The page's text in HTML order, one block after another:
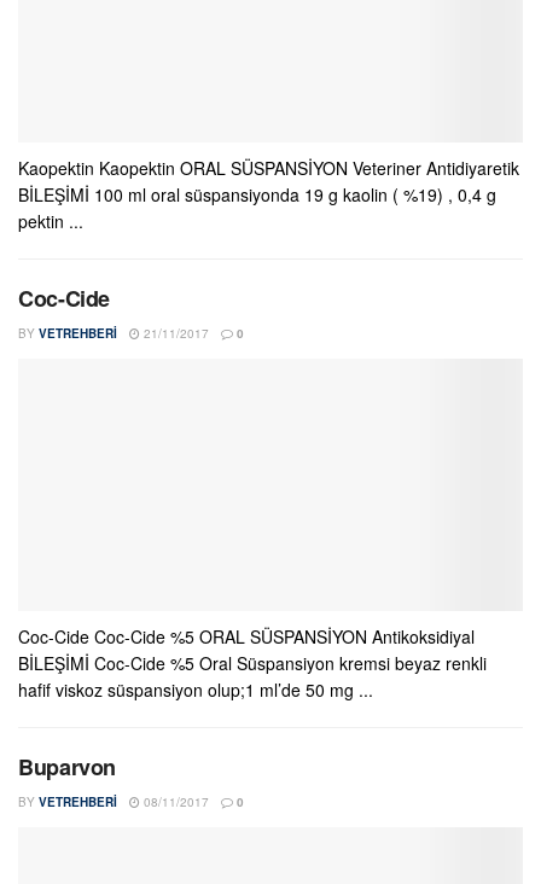
Kaopektin Kaopektin ORAL SÜSPANSİYON Veteriner Antidiyaretik
BİLEŞİMİ 100 ml oral süspansiyonda 19 g kaolin ( %19) , 0,4 g
pektin ...
Coc-Cide
BY VETREHBERI 21/11/2017 0
Coc-Cide Coc-Cide %5 ORAL SÜSPANSİYON Antikoksidiyal
BİLEŞİMİ Coc-Cide %5 Oral Süspansiyon kremsi beyaz renkli
hafif viskoz süspansiyon olup;1 ml’de 50 mg ...
Buparvon
BY VETREHBERI 08/11/2017 0